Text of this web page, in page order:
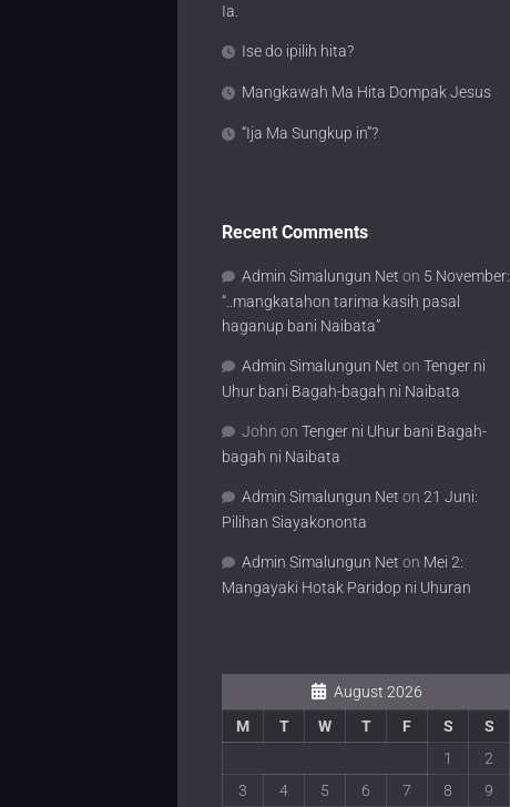
Ia.
Ise do ipilih hita?
Mangkawah Ma Hita Dompak Jesus
“Ija Ma Sungkup in”?
Recent Comments
Admin Simalungun Net on 5 November:
“..mangkatahon tarima kasih pasal
haganup bani Naibata”
Admin Simalungun Net on Tenger ni
Uhur bani Bagah-bagah ni Naibata
John on Tenger ni Uhur bani Bagah-
bagah ni Naibata
Admin Simalungun Net on 21 Juni:
Pilihan Siayakononta
Admin Simalungun Net on Mei 2:
Mangayaki Hotak Paridop ni Uhuran
August 2026
M
T W T F S
S
1
2
3
4 5 6 7 8
9